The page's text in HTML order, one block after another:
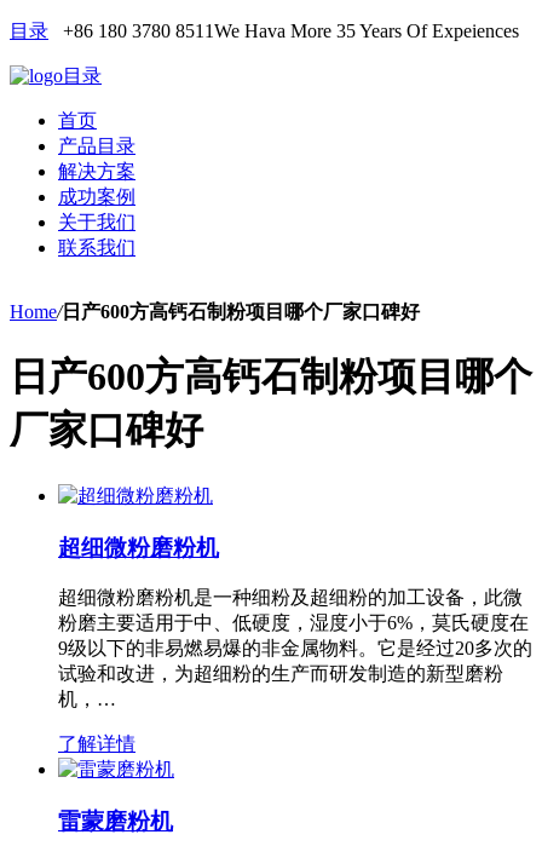
目录 +86 180 3780 8511We Hava More 35 Years Of Expeiences
目录
首页
产品目录
解决方案
成功案例
关于我们
联系我们
Home/日产600方高钙石制粉项目哪个厂家口碑好
日产600方高钙石制粉项目哪个
厂家口碑好
超细微粉磨粉机
超细微粉磨粉机是一种细粉及超细粉的加工设备，此微
粉磨主要适用于中、低硬度，湿度小于6%，莫氏硬度在
9级以下的非易燃易爆的非金属物料。它是经过20多次的
试验和改进，为超细粉的生产而研发制造的新型磨粉
机，…
了解详情
雷蒙磨粉机